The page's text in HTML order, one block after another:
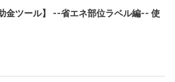
金ツール】 --省エネ部位ラベル編-- 使